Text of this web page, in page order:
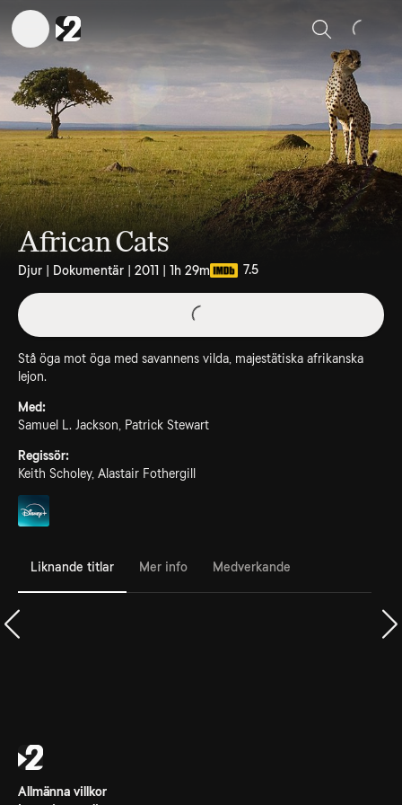
Sök
African Cats
Djur | Dokumentär | 2011 | 1h 29m 7.5
Stå öga mot öga med savannens vilda, majestätiska afrikanska
lejon.
Med:
Samuel L. Jackson, Patrick Stewart
Regissör:
Keith Scholey, Alastair Fothergill
Liknande titlar Mer info Medverkande
Allmänna villkor